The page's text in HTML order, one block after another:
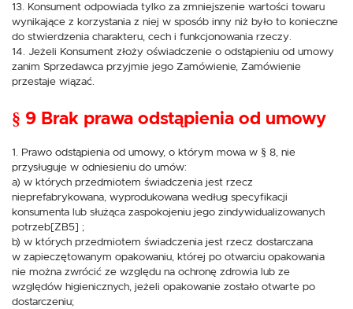
13. Konsument odpowiada tylko za zmniejszenie wartości towaru
wynikające z korzystania z niej w sposób inny niż było to konieczne
do stwierdzenia charakteru, cech i funkcjonowania rzeczy.
14. Jeżeli Konsument złoży oświadczenie o odstąpieniu od umowy
zanim Sprzedawca przyjmie jego Zamówienie, Zamówienie
przestaje wiązać.
§ 9 Brak prawa odstąpienia od umowy
1. Prawo odstąpienia od umowy, o którym mowa w § 8, nie
przysługuje w odniesieniu do umów:
a) w których przedmiotem świadczenia jest rzecz
nieprefabrykowana, wyprodukowana według specyfikacji
konsumenta lub służąca zaspokojeniu jego zindywidualizowanych
potrzeb[ZB5] ;
b) w których przedmiotem świadczenia jest rzecz dostarczana
w zapieczętowanym opakowaniu, której po otwarciu opakowania
nie można zwrócić ze względu na ochronę zdrowia lub ze
względów higienicznych, jeżeli opakowanie zostało otwarte po
dostarczeniu;